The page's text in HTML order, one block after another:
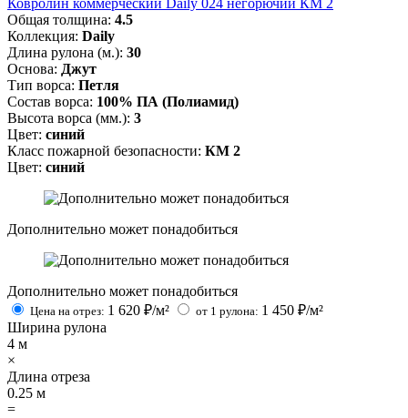
Ковролин коммерческий Daily 024 негорючий КМ 2
Общая толщина: 4.5
Коллекция: Daily
Длина рулона (м.): 30
Основа: Джут
Тип ворса: Петля
Состав ворса: 100% ПА (Полиамид)
Высота ворса (мм.): 3
Цвет: синий
Класс пожарной безопасности: КМ 2
Цвет: синий
Дополнительно может понадобиться
Дополнительно может понадобиться
Цена на отрез: 1 620 ₽/м² от 1 рулона: 1 450 ₽/м²
Ширина рулона
4 м
×
Длина отреза
0.25 м
=